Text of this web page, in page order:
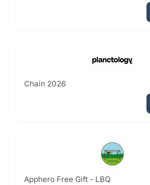
Chain 2026
Apphero Free Gift - LBQ